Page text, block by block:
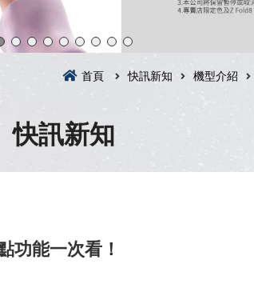
首頁 快訊新知 機型介紹
快訊新知
功能一次看！